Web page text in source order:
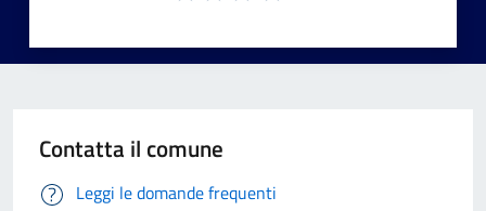
Contatta il comune
Leggi le domande frequenti